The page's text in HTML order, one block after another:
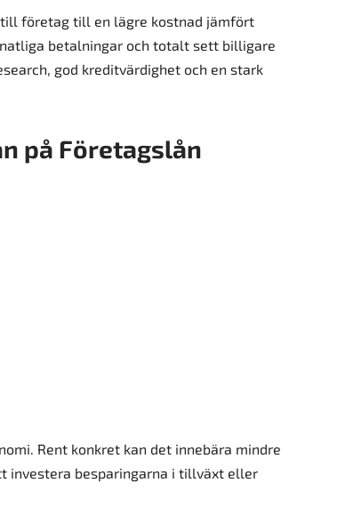
företag till en lägre kostnad jämfört
betalningar och totalt sett billigare
god kreditvärdighet och en stark
på Företagslån
Rent konkret kan det innebära mindre
investera besparingarna i tillväxt eller